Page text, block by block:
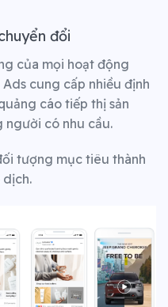
đổi
của mọi hoạt động
cung cấp nhiều định
cáo tiếp thị sản
người có nhu cầu.
tượng mục tiêu thành
dịch.